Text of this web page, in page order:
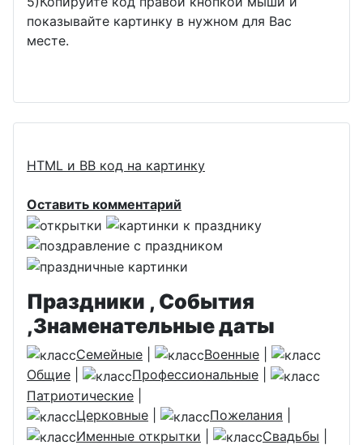
показывайте картинку в нужном для Вас
месте.
HTML и BB код на картинку
Оставить комментарий
Праздники , События
,Знаменательные даты
Семейные Военные
Общие
Профессиональные
Патриотические
Церковные
Пожелания
Именные открытки
Свадьбы